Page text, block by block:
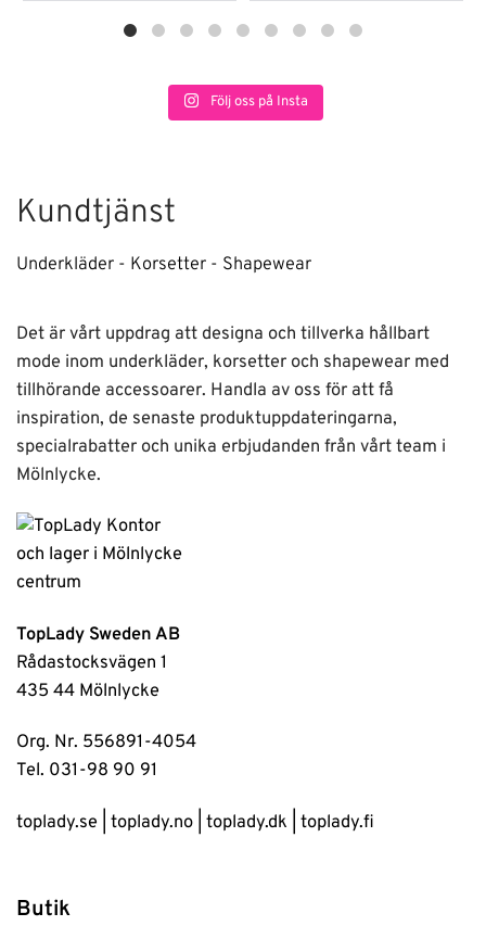
Följ oss på Insta
Kundtjänst
Underkläder - Korsetter - Shapewear
Det är vårt uppdrag att designa och tillverka hållbart
mode inom underkläder, korsetter och shapewear med
tillhörande accessoarer. Handla av oss för att få
inspiration, de senaste produktuppdateringarna,
specialrabatter och unika erbjudanden från vårt team i
Mölnlycke.
TopLady Sweden AB
Rådastocksvägen 1
435 44 Mölnlycke
Org. Nr. 556891-4054
Tel. 031-98 90 91
toplady.se toplady.no toplady.dk toplady.fi
Butik